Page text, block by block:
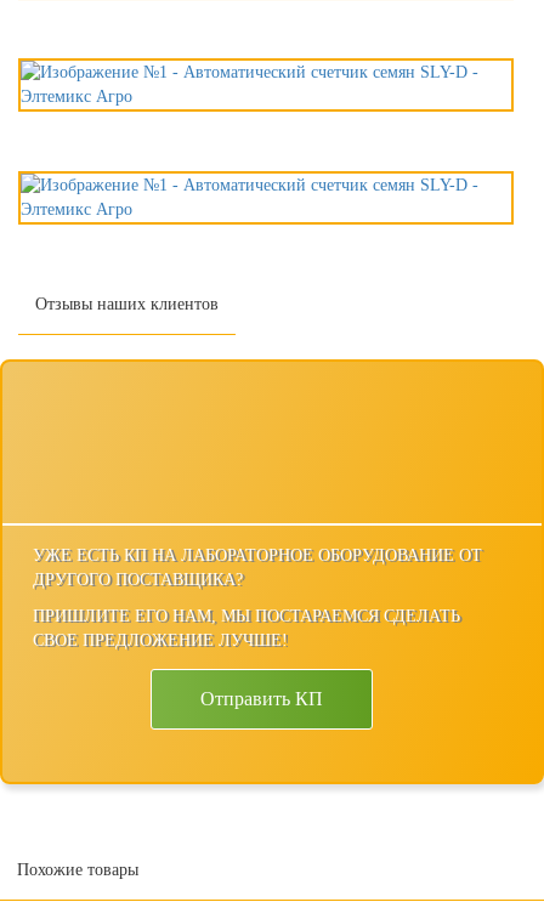
УЖЕ ЕСТЬ КП НА ЛАБОРАТОРНОЕ ОБОРУДОВАНИЕ ОТ
ДРУГОГО ПОСТАВЩИКА?
ПРИШЛИТЕ ЕГО НАМ, МЫ ПОСТАРАЕМСЯ СДЕЛАТЬ
СВОЕ ПРЕДЛОЖЕНИЕ ЛУЧШЕ!
Отправить КП
Похожие товары
Отзывы наших клиентов